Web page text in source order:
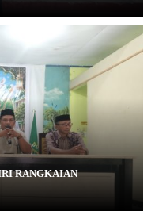
RANGKAIAN